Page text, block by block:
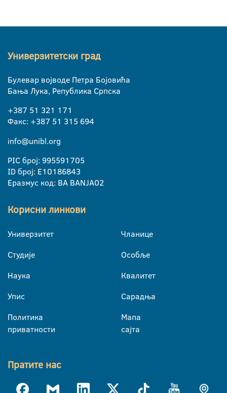
Универзитетски град
Булевар војводе Петра Бојовића
Бања Лука, Република Српска
+387 51 321 171
Факс: +387 51 315 694
info@unibl.org
PIC број: 995591705
ID број: E10186843
Еразмус код: BA BANJA02
Корисни линкови
Универзитет
Студије
Наука
Упис
Политика
приватности
Чланице
Особље
Квалитет
Сарадња
Мапа
сајта
Пратите нас